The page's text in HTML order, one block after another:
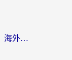
菲律宾怎么玩新天龙八部不卡顿？海外党国服游戏加速器终极指南（附欧洲国外玩家实测）